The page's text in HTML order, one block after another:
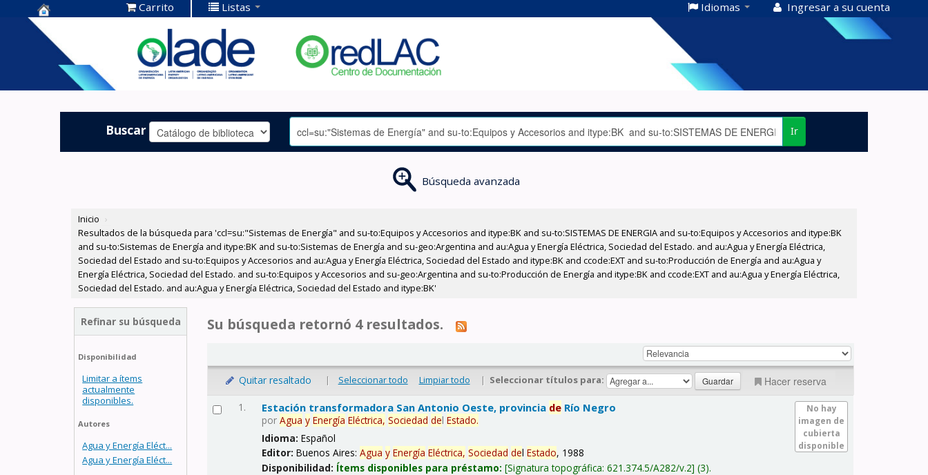
Centro de
Documentación
OLADE -
Carrito Listas Idiomas Ingresar a su cuenta
Buscar Ir
Búsqueda avanzada
Inicio ›
Resultados de la búsqueda para 'ccl=su:"Sistemas de Energía" and su-to:Equipos y Accesorios and itype:BK and su-to:SISTEMAS DE ENERGIA and su-to:Equipos y Accesorios and itype:BK
and su-to:Sistemas de Energía and itype:BK and su-to:Sistemas de Energía and su-geo:Argentina and au:Agua y Energía Eléctrica, Sociedad del Estado. and au:Agua y Energía Eléctrica,
Sociedad del Estado and su-to:Equipos y Accesorios and au:Agua y Energía Eléctrica, Sociedad del Estado and itype:BK and ccode:EXT and su-to:Producción de Energía and au:Agua y
Energía Eléctrica, Sociedad del Estado. and su-to:Equipos y Accesorios and su-geo:Argentina and su-to:Producción de Energía and itype:BK and ccode:EXT and au:Agua y Energía Eléctrica,
Sociedad del Estado. and au:Agua y Energía Eléctrica, Sociedad del Estado and itype:BK'
Refinar su búsqueda
Disponibilidad
Limitar a ítems
actualmente
disponibles.
Autores
Agua y Energía Eléct...
Agua y Energía Eléct...
Su búsqueda retornó 4 resultados.
Quitar resaltado | Seleccionar todo Limpiar todo | Seleccionar títulos para: Hacer reserva
1.
No hay
imagen de
cubierta
disponible
Estación transformadora San Antonio Oeste, provincia de Río Negro
porAgua y Energía Eléctrica, Sociedad delEstado.
Idioma:Español
Editor:Buenos Aires:Agua y Energía Eléctrica, Sociedad delEstado, 1988
Disponibilidad: Ítems disponibles para préstamo: Signatura topográfica:621.374.5/A282/v.2 (3).